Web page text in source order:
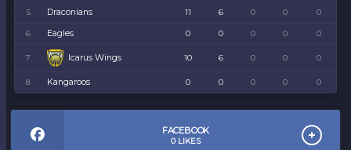
5 Draconians 11 6 0 0 0
6 Eagles 0 0 0 0 0
7 Icarus Wings 10 6 0 0 0
8 Kangaroos 0 0 0 0 0
FACEBOOK
0LIKES